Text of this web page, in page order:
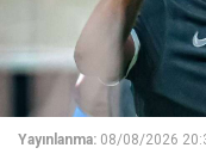
Yayınlanma: 08/08/2026